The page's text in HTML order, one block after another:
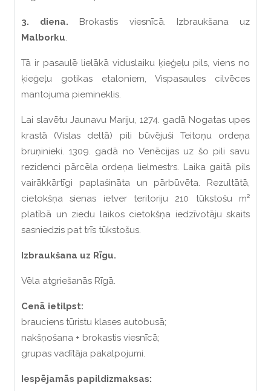
3. diena. Brokastis viesnīcā. Izbraukšana uz
Malborku.
Tā ir pasaulē lielākā viduslaiku ķieģeļu pils, viens no
ķieģeļu gotikas etaloniem, Vispasaules cilvēces
mantojuma piemineklis.
Lai slavētu Jaunavu Mariju, 1274. gadā Nogatas upes
krastā (Vislas deltā) pili būvējuši Teitoņu ordeņa
bruņinieki. 1309. gadā no Venēcijas uz šo pili savu
rezidenci pārcēla ordeņa lielmestrs. Laika gaitā pils
vairākkārtīgi paplašināta un pārbūvēta. Rezultātā,
cietokšņa sienas ietver teritoriju 210 tūkstošu m²
platībā un ziedu laikos cietokšņa iedzīvotāju skaits
sasniedzis pat trīs tūkstošus.
Izbraukšana uz Rīgu.
Vēla atgriešanās Rīgā.
Cenā ietilpst:
brauciens tūristu klases autobusā;
nakšņošana + brokastis viesnīcā;
grupas vadītāja pakalpojumi.
Iespējamās papildizmaksas: